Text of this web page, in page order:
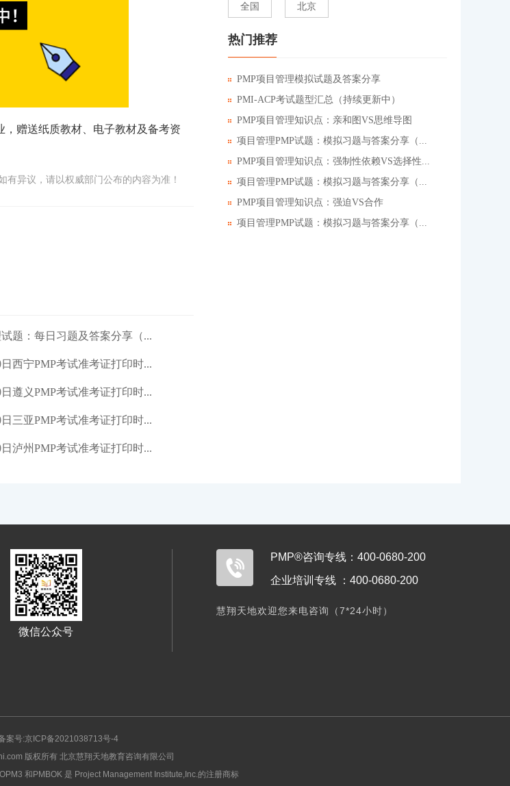
赠送纸质教材、电子教材及备考资
异议，请以权威部门公布的内容为准！
题：每日习题及答案分享（...
日西宁PMP考试准考证打印时...
日遵义PMP考试准考证打印时...
日三亚PMP考试准考证打印时...
日泸州PMP考试准考证打印时...
全国 北京
热门推荐
PMP项目管理模拟试题及答案分享
PMI-ACP考试题型汇总（持续更新中）
PMP项目管理知识点：亲和图VS思维导图
项目管理PMP试题：模拟习题与答案分享（...
PMP项目管理知识点：强制性依赖VS选择性...
项目管理PMP试题：模拟习题与答案分享（...
PMP项目管理知识点：强迫VS合作
项目管理PMP试题：模拟习题与答案分享（...
微信公众号
PMP®咨询专线：400-0680-200
企业培训专线 ：400-0680-200
慧翔天地欢迎您来电咨询（7*24小时）
案号:京ICP备2021038713号-4
版权所有 北京慧翔天地教育咨询有限公司
和PMBOK 是 Project Management Institute,Inc.的注册商标